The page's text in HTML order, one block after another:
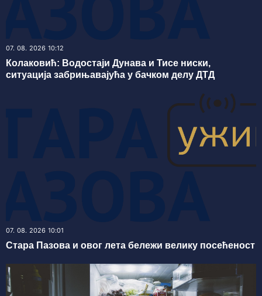
07. 08. 2026 10:12
Колаковић: Водостаји Дунава и Тисе ниски,
ситуација забрињавајућа у бачком делу ДТД
07. 08. 2026 10:01
Стара Пазова и овог лета бележи велику посећеност